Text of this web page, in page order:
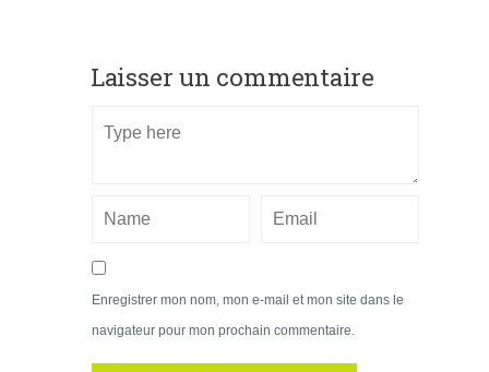
Laisser un commentaire
Enregistrer mon nom, mon e-mail et mon site dans le
navigateur pour mon prochain commentaire.